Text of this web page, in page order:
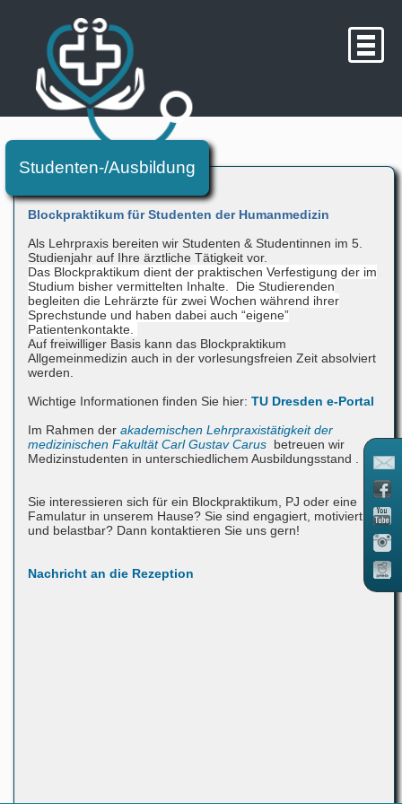
Studenten-/Ausbildung
Blockpraktikum für Studenten der Humanmedizin
Als Lehrpraxis bereiten wir Studenten & Studentinnen im 5.
Studienjahr auf Ihre ärztliche Tätigkeit vor.
Das Blockpraktikum dient der praktischen Verfestigung der im
Studium bisher vermittelten Inhalte. Die Studierenden
begleiten die Lehrärzte für zwei Wochen während ihrer
Sprechstunde und haben dabei auch “eigene”
Patientenkontakte.
Auf freiwilliger Basis kann das Blockpraktikum
Allgemeinmedizin auch in der vorlesungsfreien Zeit absolviert
werden.
Wichtige Informationen finden Sie hier: TU Dresden e-Portal
Im Rahmen der akademischen Lehrpraxistätigkeit der
medizinischen Fakultät Carl Gustav Carus betreuen wir
Medizinstudenten in unterschiedlichem Ausbildungsstand .
Sie interessieren sich für ein Blockpraktikum, PJ oder eine
Famulatur in unserem Hause? Sie sind engagiert, motiviert
und belastbar? Dann kontaktieren Sie uns gern!
Nachricht an die Rezeption